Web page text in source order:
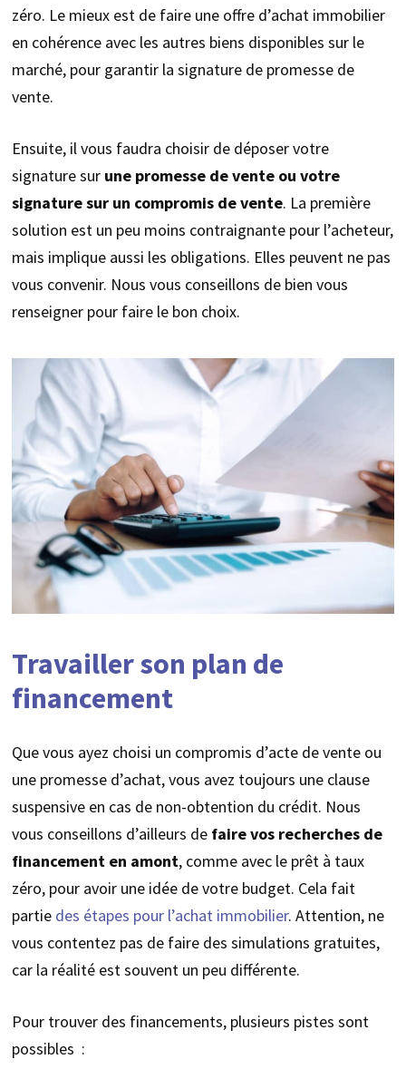
zéro. Le mieux est de faire une offre d’achat immobilier
en cohérence avec les autres biens disponibles sur le
marché, pour garantir la signature de promesse de
vente.
Ensuite, il vous faudra choisir de déposer votre
signature sur une promesse de vente ou votre
signature sur un compromis de vente. La première
solution est un peu moins contraignante pour l’acheteur,
mais implique aussi les obligations. Elles peuvent ne pas
vous convenir. Nous vous conseillons de bien vous
renseigner pour faire le bon choix.
Travailler son plan de
financement
Que vous ayez choisi un compromis d’acte de vente ou
une promesse d’achat, vous avez toujours une clause
suspensive en cas de non-obtention du crédit. Nous
vous conseillons d’ailleurs de faire vos recherches de
financement en amont, comme avec le prêt à taux
zéro, pour avoir une idée de votre budget. Cela fait
partie des étapes pour l’achat immobilier. Attention, ne
vous contentez pas de faire des simulations gratuites,
car la réalité est souvent un peu différente.
Pour trouver des financements, plusieurs pistes sont
possibles :